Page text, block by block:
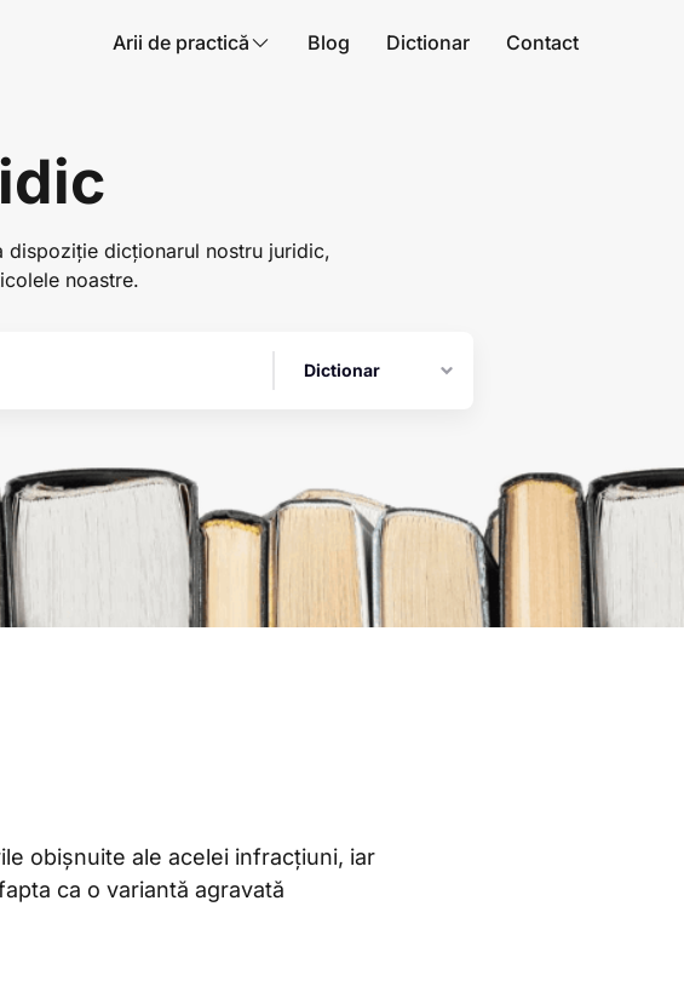
Arii de practică Blog Dictionar Contact
dispoziție dicționarul nostru juridic,
noastre.
Dictionar
obișnuite ale acelei infracțiuni, iar
ca o variantă agravată